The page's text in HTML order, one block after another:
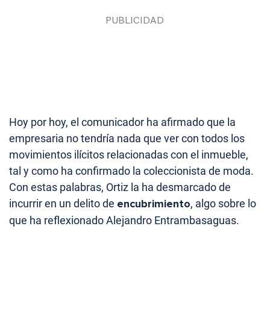
Hoy por hoy, el comunicador ha afirmado que la
empresaria no tendría nada que ver con todos los
movimientos ilícitos relacionadas con el inmueble,
tal y como ha confirmado la coleccionista de moda.
Con estas palabras, Ortiz la ha desmarcado de
incurrir en un delito de encubrimiento, algo sobre lo
que ha reflexionado Alejandro Entrambasaguas.